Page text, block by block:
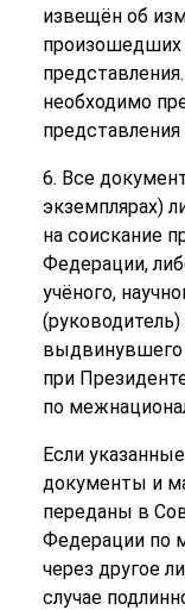
извещён об
произошедших
необходимо
6. Все
экземплярах)
на соискание
Федерации,
учёного,
выдвинувшего
при
по
Если
документы и
переданы в
Федерации по
через другое
случае